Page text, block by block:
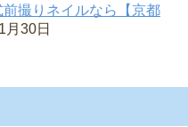
撮りネイルなら【京都
月30日